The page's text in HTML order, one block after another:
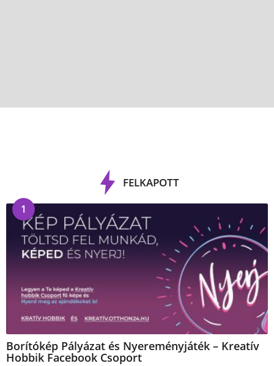
FELKAPOTT
1
Borítókép Pályázat és Nyereményjáték – Kreatív
Hobbik Facebook Csoport